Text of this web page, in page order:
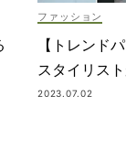
ファッション
【トレンド
スタイリス
2023.07.02